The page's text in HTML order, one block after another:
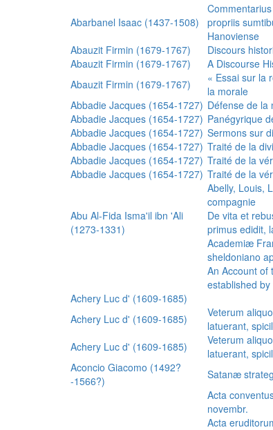
Abarbanel Isaac (1437-1508)
propriis
Hanoviense
Abauzit Firmin (1679-1767)
Discours
Abauzit Firmin (1679-1767)
A Discourse
Abauzit Firmin (1679-1767)
« Essai sur la
la morale
Abbadie Jacques (1654-1727) Défense de la
Abbadie Jacques (1654-1727) Panégyrique
Abbadie Jacques (1654-1727) Sermons sur
Abbadie Jacques (1654-1727) Traité de la
Abbadie Jacques (1654-1727) Traité de la
Abbadie Jacques (1654-1727) Traité de la
Abelly, Louis,
compagnie
Abu Al-Fida Isma'il ibn 'Ali
(1273-1331)
De vita et
primus edidit,
Academiæ
sheldoniano
An Account of
established
Achery Luc d' (1609-1685)
Achery Luc d' (1609-1685)
Veterum
latuerant,
Achery Luc d' (1609-1685)
Veterum
latuerant,
Aconcio Giacomo (1492?
-1566?)
Satanæ
Acta
novembr.
Acta